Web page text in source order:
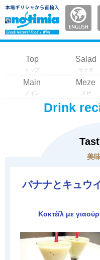
Top
トップ
Salad
サラダ
Main
メイン
Meze
メゼ
Drink
美
バナナとキュウ
Κοκτέϊλ με